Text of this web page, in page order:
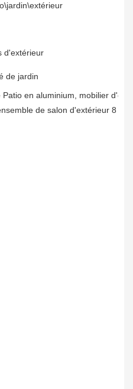
d'extérieur
de jardin